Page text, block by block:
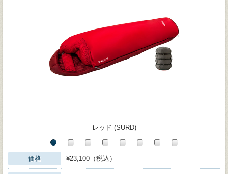
レッド (SURD)
価格 ¥23,100（税込）